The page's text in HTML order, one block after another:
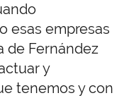
esas empresas
de Fernández
y
tenemos y con